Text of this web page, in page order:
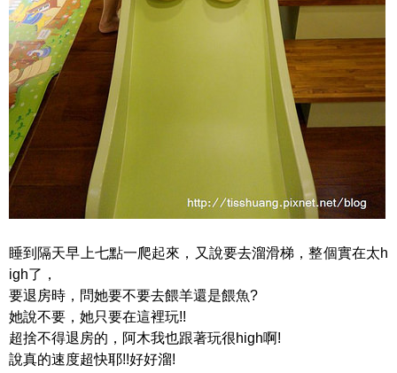
睡到隔天早上七點一爬起來，又說要去溜滑梯，整個實在太h
igh了，
要退房時，問她要不要去餵羊還是餵魚?
她說不要，她只要在這裡玩!!
超捨不得退房的，阿木我也跟著玩很high啊!
說真的速度超快耶!!好好溜!